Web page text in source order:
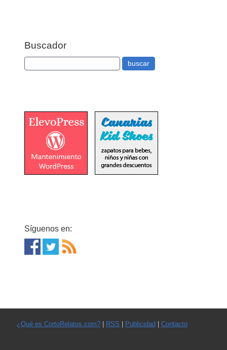
Buscador
Síguenos en:
¿Qué es CortoRelatos.com?| RSS | Publicidad| Contacto